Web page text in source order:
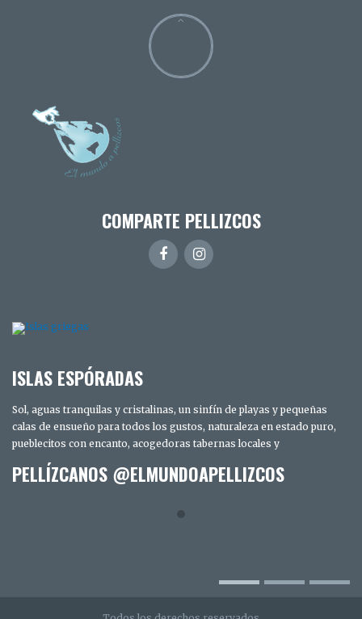
COMPARTE PELLIZCOS
ISLAS ESPÓRADAS
Sol, aguas tranquilas y cristalinas, un sinfín de playas y pequeñas
calas de ensueño para todos los gustos, naturaleza en estado puro,
pueblecitos con encanto, acogedoras tabernas locales y
PELLÍZCANOS @ELMUNDOAPELLIZCOS